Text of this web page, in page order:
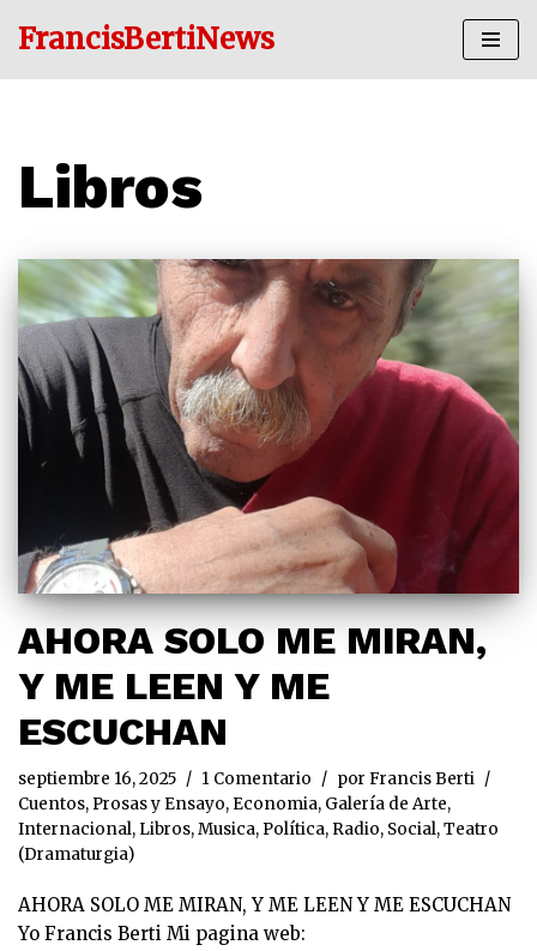
FrancisBertiNews
Libros
AHORA SOLO ME MIRAN,
Y ME LEEN Y ME
ESCUCHAN
septiembre 16, 2025 1 Comentario por Francis Berti
Cuentos, Prosas y Ensayo, Economia, Galería de Arte,
Internacional, Libros,Musica, Política, Radio, Social,Teatro
(Dramaturgia)
AHORA SOLO ME MIRAN, Y ME LEEN Y ME ESCUCHAN
Yo Francis Berti Mi pagina web: